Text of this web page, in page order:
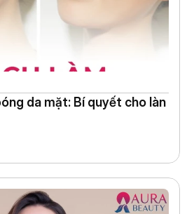
da mặt: Bí quyết cho làn